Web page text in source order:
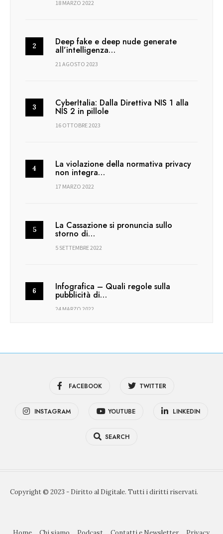
18 MARZO 2022
Deep fake e deep nude generate
all’intelligenza…
21 AGOSTO 2023
CyberItalia: Dalla Direttiva NIS 1 alla
NIS 2 in pillole
16 OTTOBRE 2023
La violazione della normativa privacy
non integra…
17 MARZO 2022
La Cassazione si pronuncia sullo
storno di…
5 SETTEMBRE 2022
Infografica – Quali regole sulla
pubblicità di…
24 MARZO 2022
FACEBOOK TWITTER
INSTAGRAM YOUTUBE LINKEDIN
SEARCH
Copyright © 2023 - Diritto al Digitale. Tutti i diritti riservati.